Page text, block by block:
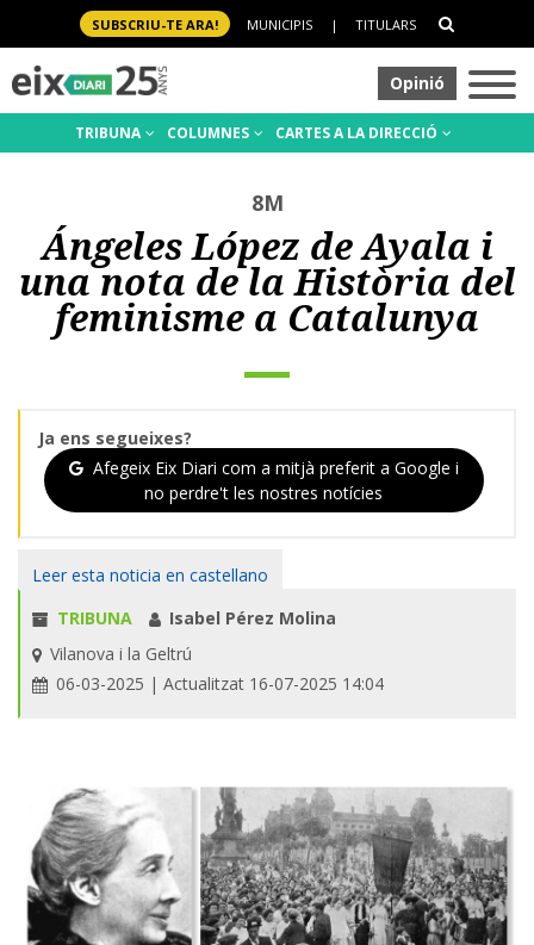
SUBSCRIU-TE ARA! MUNICIPIS | TITULARS
Opinió
TRIBUNA COLUMNES CARTES A LA DIRECCIÓ
8M
Ángeles López de Ayala i
una nota de la Història del
feminisme a Catalunya
Ja ens segueixes?
Afegeix Eix Diari com a mitjà preferit a Google i
no perdre't les nostres notícies
Leer esta noticia en castellano
TRIBUNA
Isabel Pérez Molina
Vilanova i la Geltrú
06-03-2025 | Actualitzat 16-07-2025 14:04